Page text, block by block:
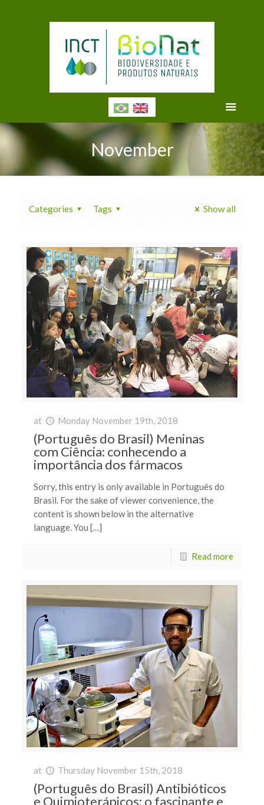
November
Categories Tags Show all
at Monday November 19th, 2018
(Português do Brasil) Meninas
com Ciência: conhecendo a
importância dos fármacos
Sorry, this entry is only available in Português do
Brasil. For the sake of viewer convenience, the
content is shown below in the alternative
language. You […]
Read more
at Thursday November 15th, 2018
(Português do Brasil) Antibióticos
e Quimioterápicos: o fascinante e